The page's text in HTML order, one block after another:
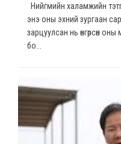
Нийгмийн халамжийн
энэ оны эхний зургаан
зарцуулсан нь өнгөрсөн оны
бо...